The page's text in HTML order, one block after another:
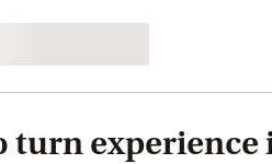
turn